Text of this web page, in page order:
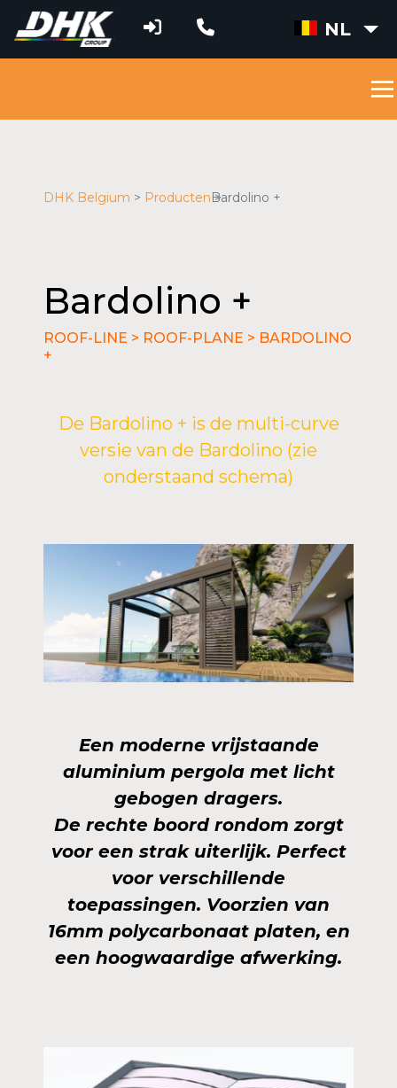
NL
DHK Belgium ProductenBardolino +
Bardolino +
ROOF-LINE > ROOF-PLANE > BARDOLINO
+
De Bardolino + is de multi-curve
versie van de Bardolino (zie
onderstaand schema)
Een moderne vrijstaande
aluminium pergola met licht
gebogen dragers.
De rechte boord rondom zorgt
voor een strak uiterlijk. Perfect
voor verschillende
toepassingen. Voorzien van
16mm polycarbonaat platen, en
een hoogwaardige afwerking.